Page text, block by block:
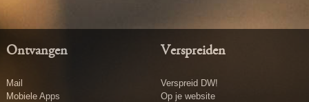
Ontvangen
Mail
Mobiele Apps
Verspreiden
Verspreid DW!
Op je website